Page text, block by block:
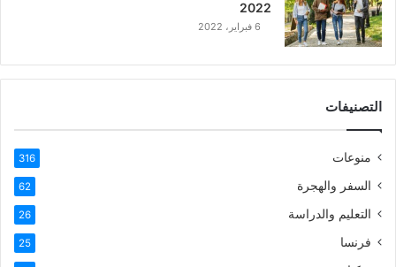
2022
6 فبراير، 2022
التصنيفات
منوعات 316
السفر والهجرة 62
التعليم والدراسة 26
فرنسا 25